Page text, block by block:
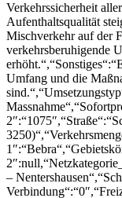
Verkehrssicherheit
Aufenthaltsqualität
Mischverkehr auf der
verkehrsberuhigende
Umfang und die
–